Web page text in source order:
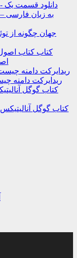
دانلود
جهان چگونه از
کتاب
ریدایرکت دامنه
کتاب گوگل آنالیتیکس